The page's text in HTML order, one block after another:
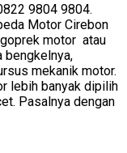
9804 9804.
Motor Cirebon
motor atau
bengkelnya,
mekanik motor.
lebih banyak dipilih
Pasalnya dengan